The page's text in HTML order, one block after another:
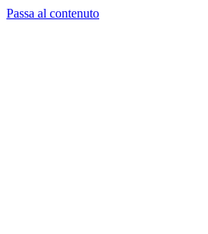
Passa al contenuto